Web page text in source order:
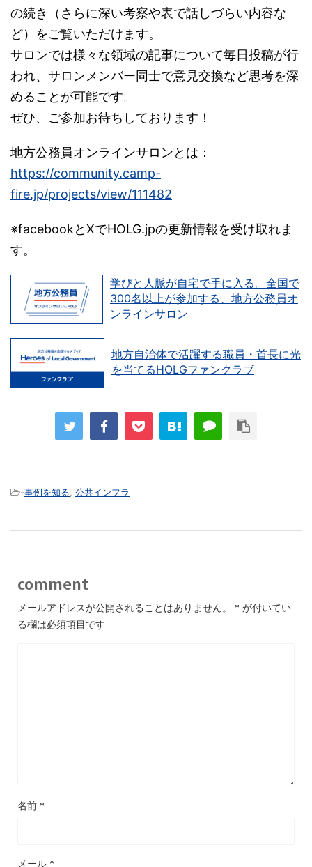
の続き（さらに深い考察や表で話しづらい内容な
ど）をご覧いただけます。
サロンでは様々な領域の記事について毎日投稿が行
われ、サロンメンバー同士で意見交換など思考を深
めることが可能です。
ぜひ、ご参加お待ちしております！
地方公務員オンラインサロンとは：
https://community.camp-
fire.jp/projects/view/111482
※facebookとXでHOLG.jpの更新情報を受け取れま
す。
学びと人脈が自宅で手に入る。全国で
300名以上が参加する、地方公務員オ
ンラインサロン
地方自治体で活躍する職員・首長に光
を当てるHOLGファンクラブ
-事例を知る 公共インフラ
comment
メールアドレスが公開されることはありません。 * が付いてい
る欄は必須項目です
名前 *
メール *